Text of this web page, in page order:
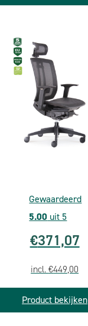
Gewaardeerd
5.00 uit 5
€371,07
incl.€449,00
Product bekijken